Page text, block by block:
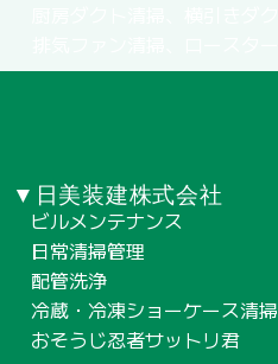
▼日美装建株式会社
ビルメンテナンス
日常清掃管理
配管洗浄
冷蔵・冷凍ショーケース清掃
おそうじ忍者サットリ君